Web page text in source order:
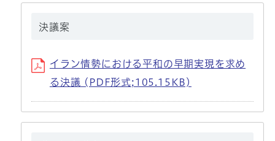
決議案
イラン情勢における平和の早期実現を求め
る決議 (PDF形式;105.15KB)